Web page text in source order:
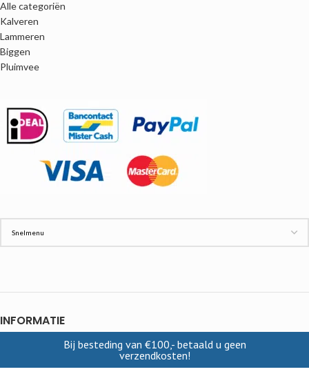
Alle categoriën
Kalveren
Lammeren
Biggen
Pluimvee
INFORMATIE
Cookies
Bij besteding van €100,- betaald u geen
verzendkosten!